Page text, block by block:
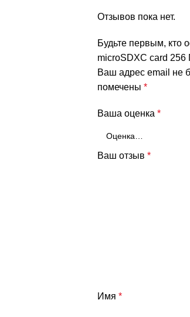
Отзывов пока нет.
Будьте первым, кто
microSDXC card 256
Ваш адрес email не
помечены *
Ваша оценка *
Ваш отзыв *
Имя *